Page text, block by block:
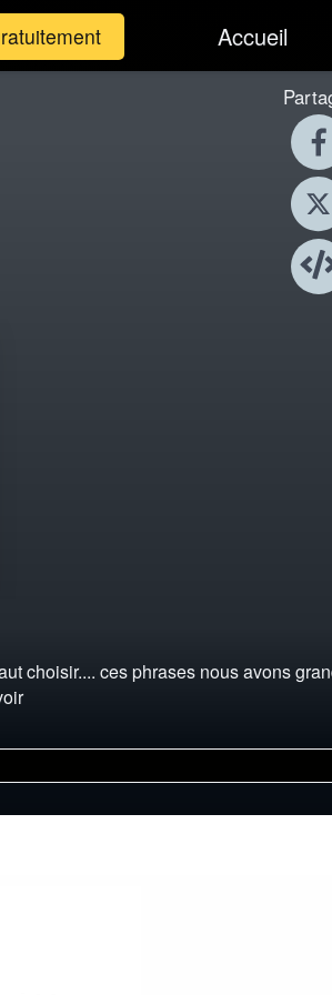
Accueil
choisir.... ces phrases nous avons